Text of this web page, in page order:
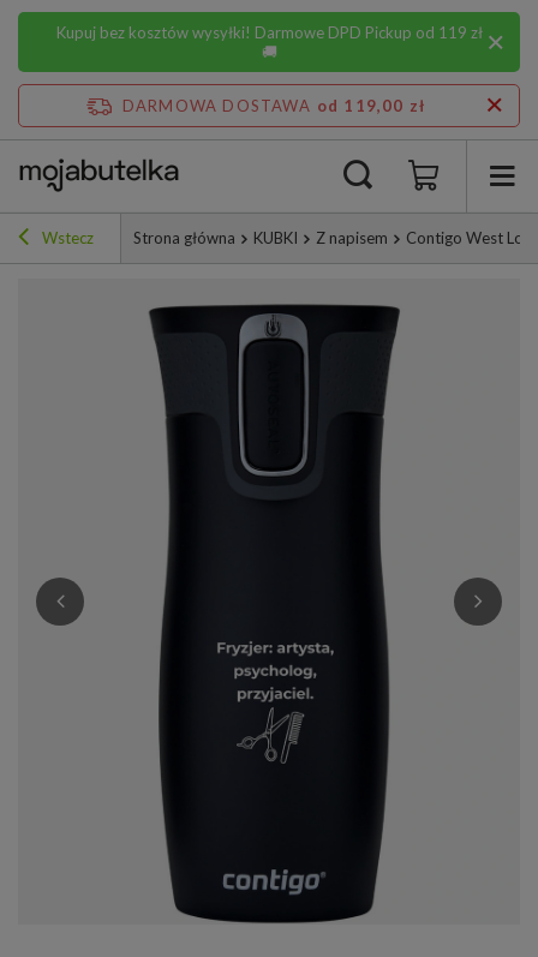
Kupuj bez kosztów wysyłki! Darmowe DPD Pickup od 119 zł
🚚
DARMOWA DOSTAWA od 119,00 zł
Wstecz Strona główna KUBKI Z napisem Contigo West